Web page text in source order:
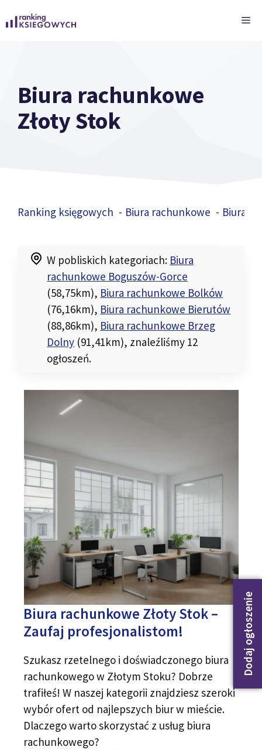
do
Biura rachunkowe
Złoty Stok
Ranking księgowych Biura rachunkowe Biura
Dodaj ogłoszenie
W pobliskich kategoriach: Biura
rachunkowe Boguszów-Gorce
(58,75km), Biura rachunkowe Bolków
(76,16km), Biura rachunkowe Bierutów
(88,86km), Biura rachunkowe Brzeg
Dolny (91,41km), znaleźliśmy 12
ogłoszeń.
Biura rachunkowe Złoty Stok –
Zaufaj profesjonalistom!
Szukasz rzetelnego i doświadczonego biura
rachunkowego w Złotym Stoku? Dobrze
trafiłeś! W naszej kategorii znajdziesz szeroki
wybór ofert od najlepszych biur w mieście.
Dlaczego warto skorzystać z usług biura
rachunkowego?